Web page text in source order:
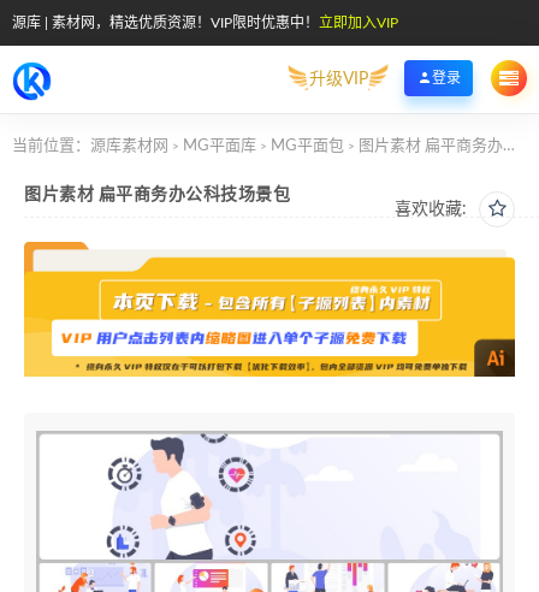
源库 | 素材网，精选优质资源！VIP限时优惠中！ 立即加入VIP
升级VIP 登录
当前位置： 源库素材网 > MG平面库 > MG平面包 > 图片素材 扁平商务办公科技场景包
喜欢收藏:
图片素材 扁平商务办公科技场景包